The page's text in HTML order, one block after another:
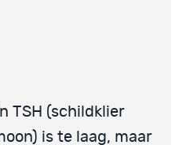
TSH (schildklier
is te laag, maar